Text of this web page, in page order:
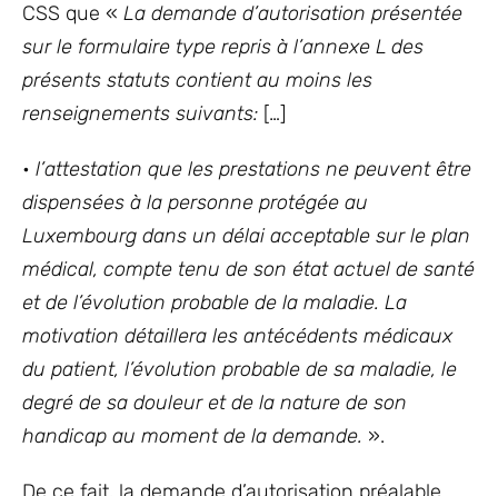
CSS que « La demande d’autorisation présentée
sur le formulaire type repris à l’annexe L des
présents statuts contient au moins les
renseignements suivants: […]
• l’attestation que les prestations ne peuvent être
dispensées à la personne protégée au
Luxembourg dans un délai acceptable sur le plan
médical, compte tenu de son état actuel de santé
et de l’évolution probable de la maladie. La
motivation détaillera les antécédents médicaux
du patient, l’évolution probable de sa maladie, le
degré de sa douleur et de la nature de son
handicap au moment de la demande. ».